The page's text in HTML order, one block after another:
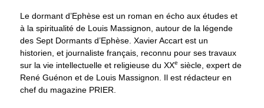
Le dormant d’Ephèse est un roman en écho aux études et
à la spiritualité de Louis Massignon, autour de la légende
des Sept Dormants d’Ephèse. Xavier Accart est un
historien, et journaliste français, reconnu pour ses travaux
sur la vie intellectuelle et religieuse du XXe siècle, expert de
René Guénon et de Louis Massignon. Il est rédacteur en
chef du magazine PRIER.